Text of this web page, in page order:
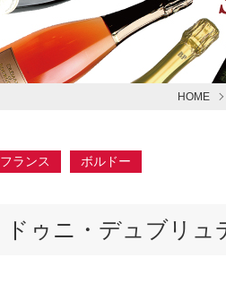
HOME
フランス ボルドー
ドゥニ・デュブリ